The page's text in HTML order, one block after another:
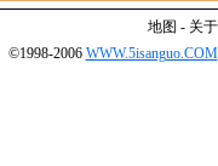
地图 - 关
©1998-2006 WWW.5isanguo.COM